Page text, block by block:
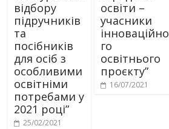
відбору
підручників
та
посібників
для осіб з
особливими
освітніми
потребами у
2021 році”
25/02/2021
освіти –
учасники
інноваційно
го
освітнього
проєкту”
16/07/2021